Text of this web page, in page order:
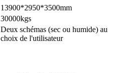
13900*2950*3500mm
30000kgs
Deux schémas (sec ou humide) au
choix de l'utilisateur